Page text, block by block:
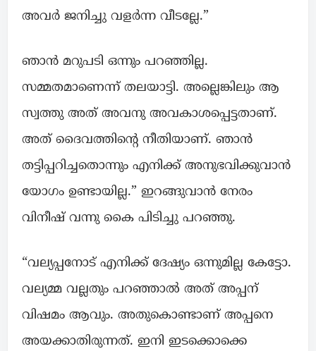
അവർ ജനിച്ചു വളർന്ന വീടല്ലേ.”
ഞാൻ മറുപടി ഒന്നും പറഞ്ഞില്ല.
സമ്മതമാണെന്ന് തലയാട്ടി. അല്ലെങ്കിലും ആ
സ്വത്തു അത് അവനു അവകാശപ്പെട്ടതാണ്.
അത് ദൈവത്തിൻ്റെ നീതിയാണ്. ഞാൻ
തട്ടിപ്പറിച്ചതൊന്നും എനിക്ക് അനുഭവിക്കുവാൻ
യോഗം ഉണ്ടായില്ല.” ഇറങ്ങുവാൻ നേരം
വിനീഷ് വന്നു കൈ പിടിച്ചു പറഞ്ഞു.
“വല്യപ്പനോട് എനിക്ക് ദേഷ്യം ഒന്നുമില്ല കേട്ടോ.
വല്യമ്മ വല്ലതും പറഞ്ഞാൽ അത് അപ്പന്
വിഷമം ആവും. അതുകൊണ്ടാണ് അപ്പനെ
അയക്കാതിരുന്നത്. ഇനി ഇടക്കൊക്കെ